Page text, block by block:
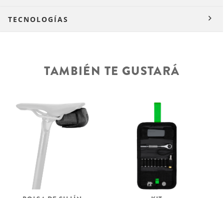
TECNOLOGÍAS
TAMBIÉN TE GUSTARÁ